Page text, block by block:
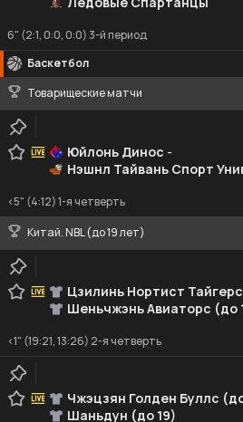
6" (2:1, 0:0, 0:0) 3-й период
Баскетбол
Товарищеские матчи
Юйлонь Динос -
Нэшнл Тайвань Спорт
<5" (4:12) 1-я четверть
Китай. NBL (до 19 лет)
Цзилинь Нортист
Шеньчжэнь Авиаторс (до
<1" (19:21, 13:26) 2-я четверть
Чжэцзян Голден Буллс
Шаньдун (до 19)